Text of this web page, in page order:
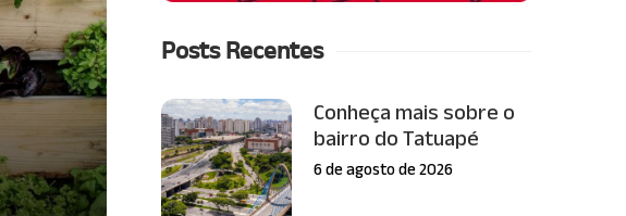
Posts Recentes
Conheça mais sobre o
bairro do Tatuapé
6 de agosto de 2026